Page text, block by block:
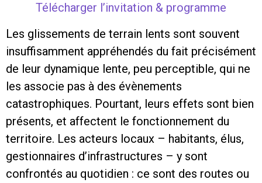
Télécharger l’invitation & programme
Les glissements de terrain lents sont souvent
insuffisamment appréhendés du fait précisément
de leur dynamique lente, peu perceptible, qui ne
les associe pas à des évènements
catastrophiques. Pourtant, leurs effets sont bien
présents, et affectent le fonctionnement du
territoire. Les acteurs locaux – habitants, élus,
gestionnaires d’infrastructures – y sont
confrontés au quotidien : ce sont des routes ou